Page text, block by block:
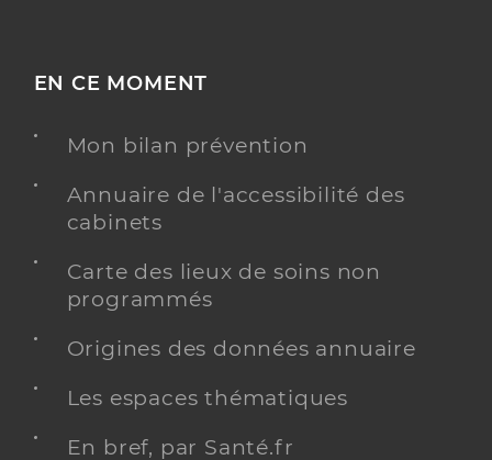
EN CE MOMENT
Mon bilan prévention
Annuaire de l'accessibilité des
cabinets
Carte des lieux de soins non
programmés
Origines des données annuaire
Les espaces thématiques
En bref, par Santé.fr